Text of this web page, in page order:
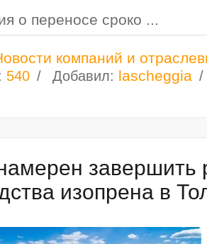
о переносе сроко ...
компаний и
540 Добавил: lascheggia
завершить
изопрена в